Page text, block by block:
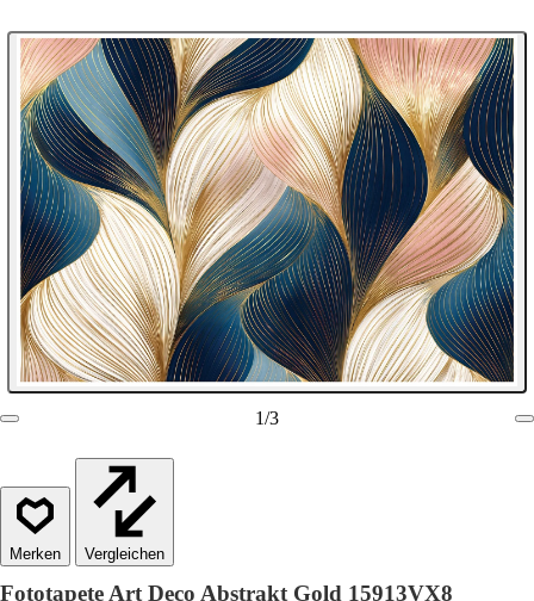
1/3
Vergleichen
Fototapete Art Deco Abstrakt Gold 15913VX8